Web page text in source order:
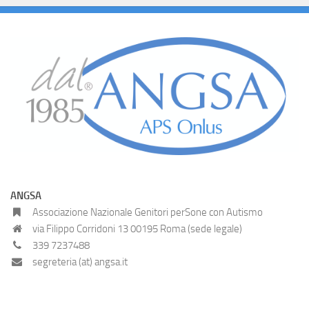
ANGSA
Associazione Nazionale Genitori perSone con Autismo
via Filippo Corridoni 13 00195 Roma (sede legale)
339 7237488
segreteria (at) angsa.it